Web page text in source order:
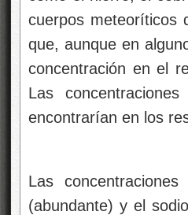
cuerpos meteoríticos
que, aunque en
concentración en el
Las
encontrarían en los
Las
(abundante) y el